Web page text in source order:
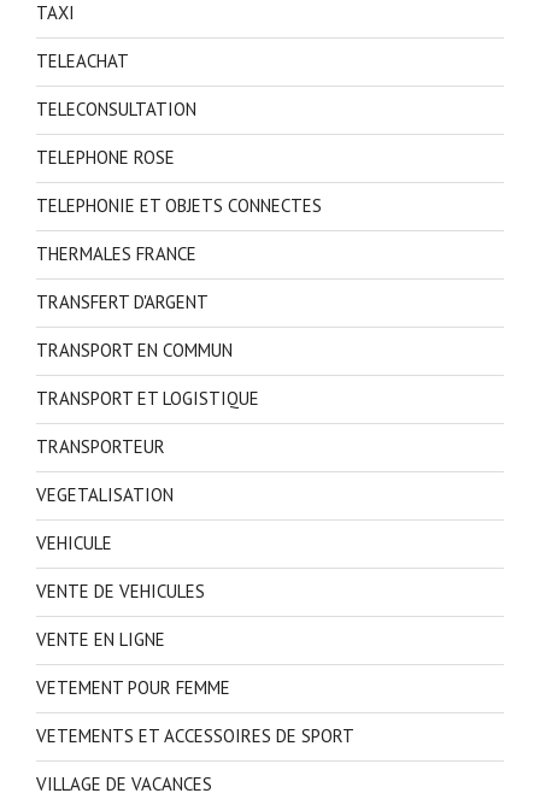
TAXI
TELEACHAT
TELECONSULTATION
TELEPHONE ROSE
TELEPHONIE ET OBJETS CONNECTES
THERMALES FRANCE
TRANSFERT D'ARGENT
TRANSPORT EN COMMUN
TRANSPORT ET LOGISTIQUE
TRANSPORTEUR
VEGETALISATION
VEHICULE
VENTE DE VEHICULES
VENTE EN LIGNE
VETEMENT POUR FEMME
VETEMENTS ET ACCESSOIRES DE SPORT
VILLAGE DE VACANCES